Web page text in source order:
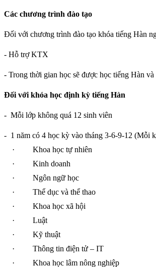
Các chương trình đào tạo
Đối với chương trình đào tạo khóa tiếng Hàn
- Hỗ trợ KTX
- Trong thời gian học sẽ được học tiếng Hàn
Đối với khóa học định kỳ tiếng Hàn
- Mỗi lớp không quá 12 sinh viên
- 1 năm có 4 học kỳ vào tháng 3-6-9-12 (Mỗi
·
Khoa học tự nhiên
·
Kinh doanh
·
Ngôn ngữ học
·
Thể dục và thể thao
·
Khoa học xã hội
·
Luật
·
Kỹ thuật
·
Thông tin điện tử – IT
·
Khoa học lâm nông nghiệp